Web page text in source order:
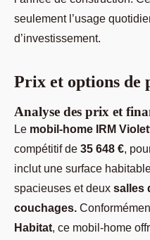
seulement l’usage
d’investissement.
Prix et options de
Analyse des prix et
Le mobil-home IRM
compétitif de 35 648 €,
inclut une surface
spacieuses et deux salles
couchages.
Habitat, ce mobil-home